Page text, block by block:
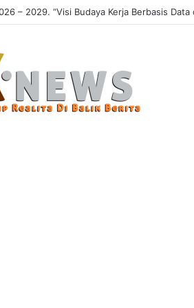
– 2029. “Visi Budaya Kerja Berbasis Data